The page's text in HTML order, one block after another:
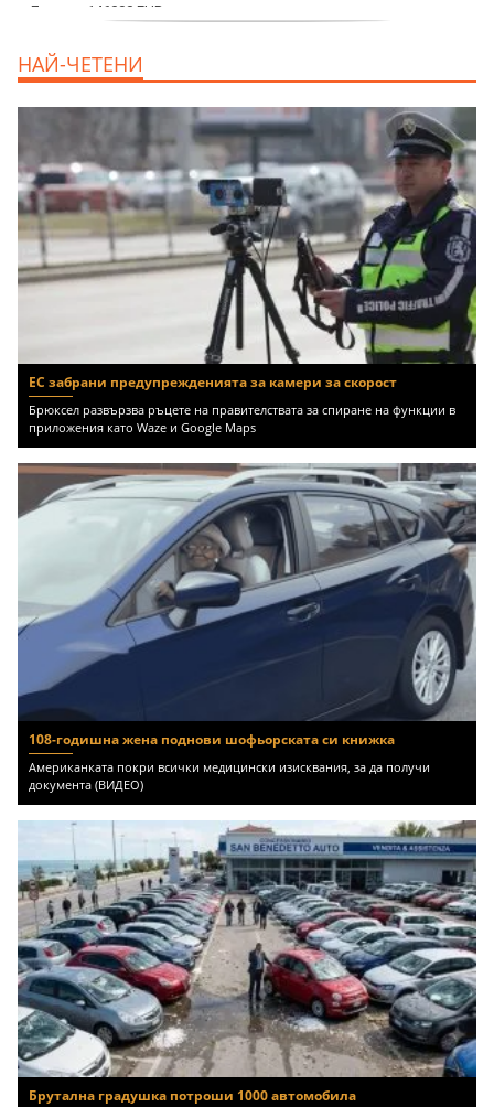
НАЙ-ЧЕТЕНИ
ЕС забрани предупрежденията за камери за скорост
Брюксел развързва ръцете на правителствата за спиране на функции в
приложения като Waze и Google Maps
108-годишна жена поднови шофьорската си книжка
Американката покри всички медицински изисквания, за да получи
документа (ВИДЕО)
Брутална градушка потроши 1000 автомобила